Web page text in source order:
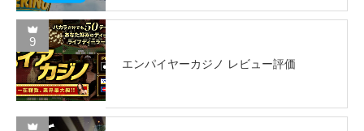
9
エンパイヤーカジノ レビュー評価